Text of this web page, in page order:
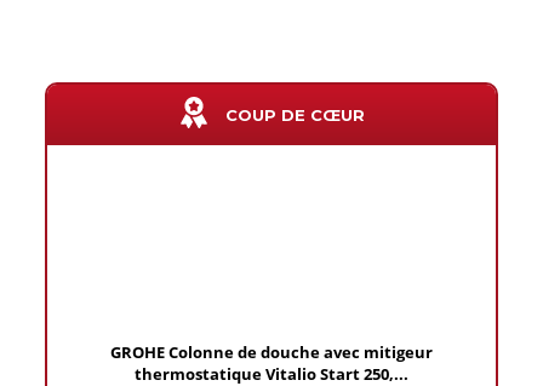
COUP DE CŒUR
GROHE Colonne de douche avec mitigeur
thermostatique Vitalio Start 250,...